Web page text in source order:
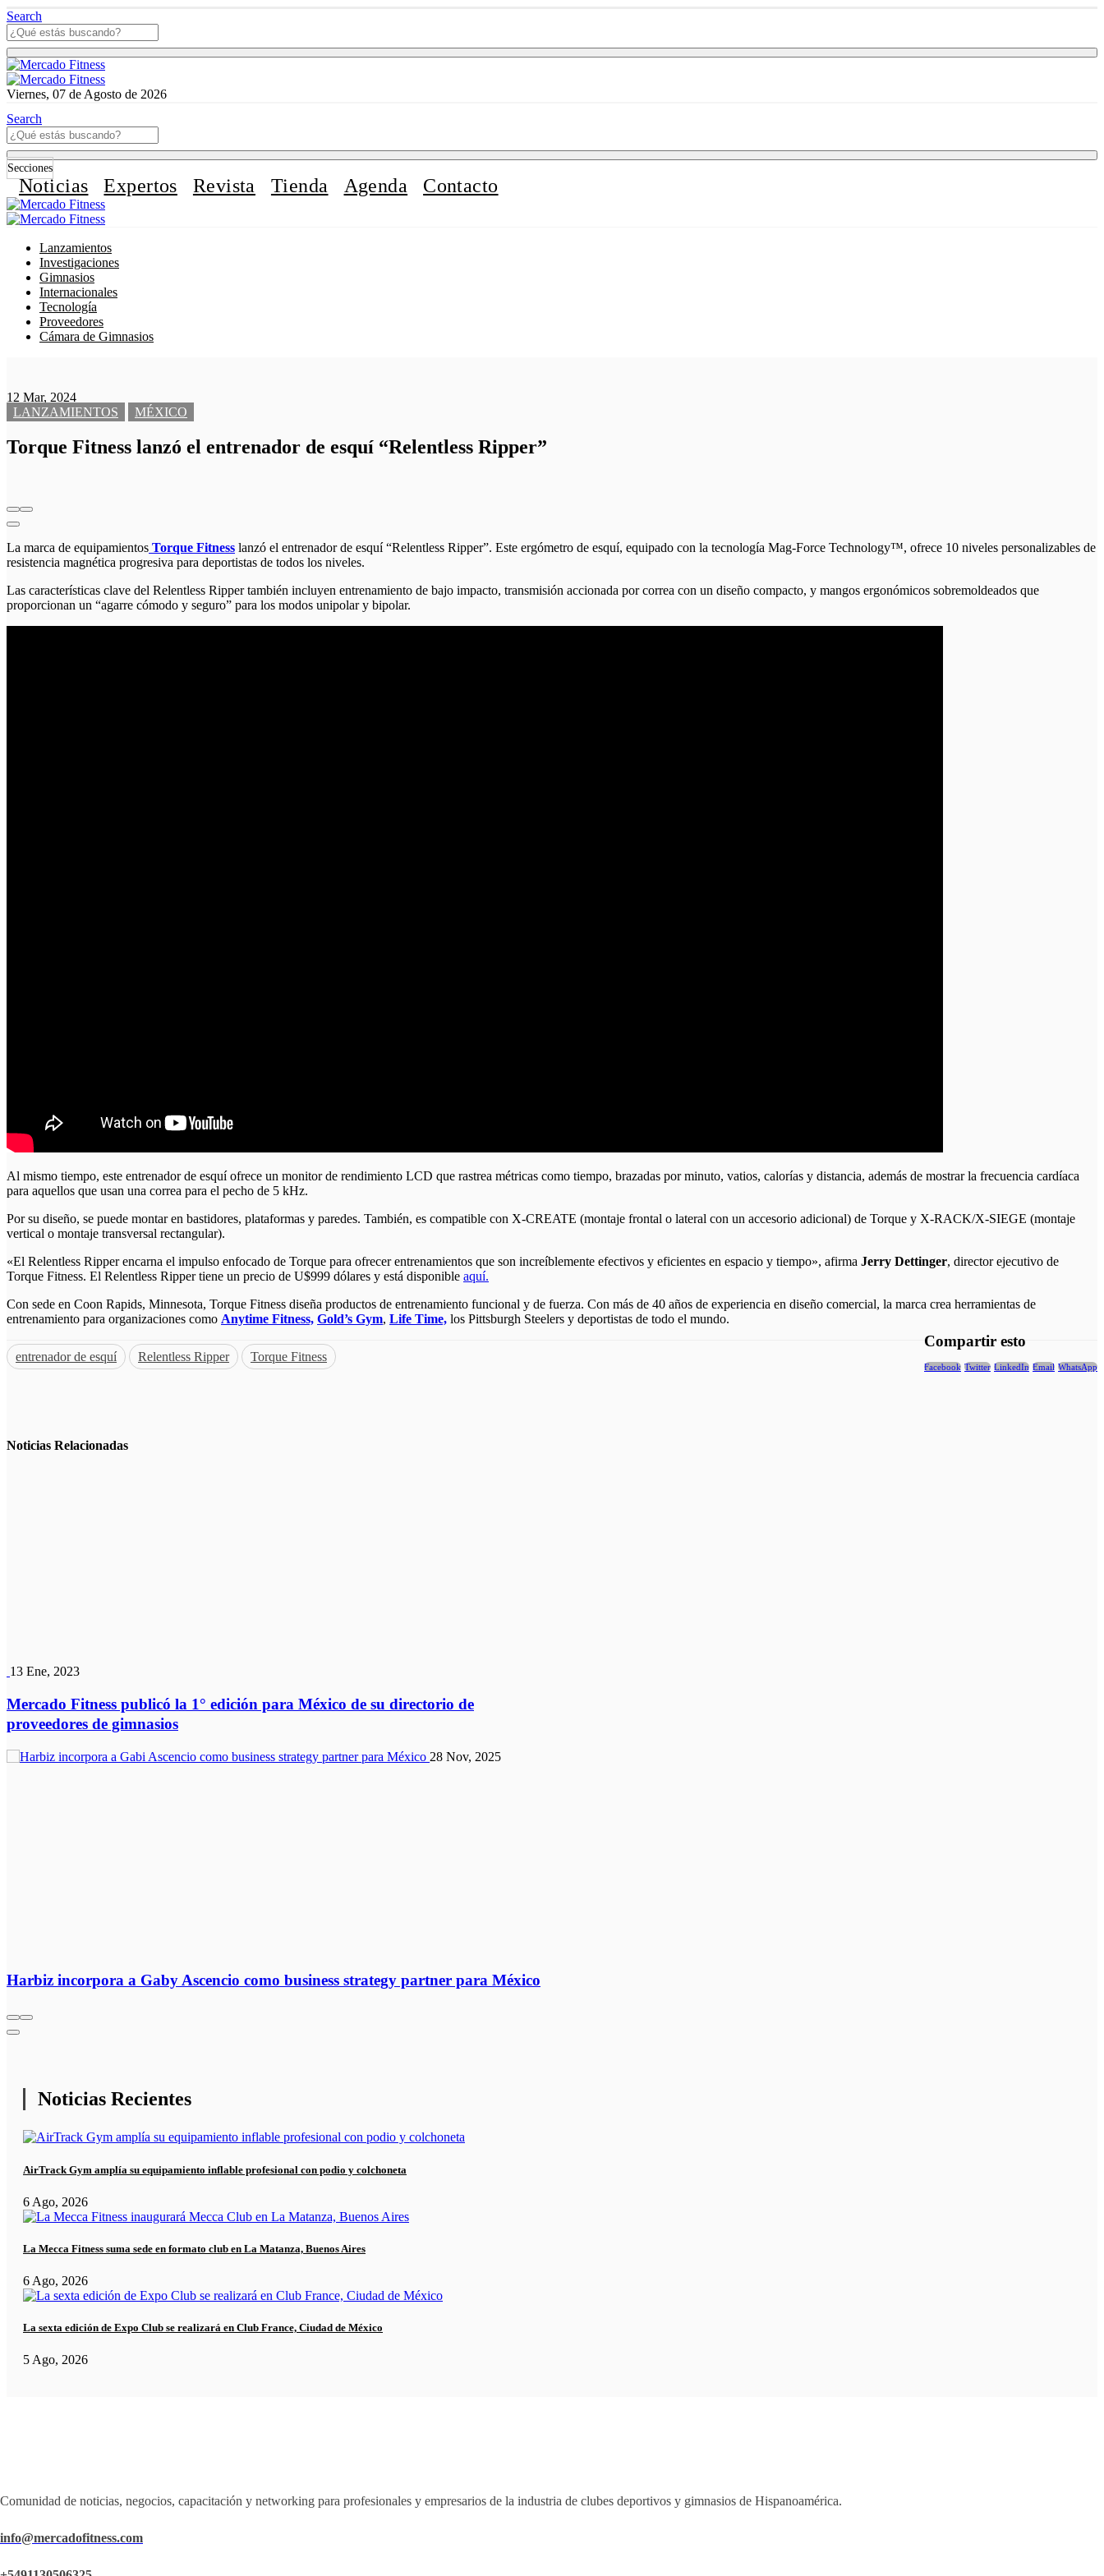
Search
Viernes, 07 de Agosto de 2026
Search
Secciones
Noticias Expertos Revista Tienda Agenda Contacto
Lanzamientos
Investigaciones
Gimnasios
Internacionales
Tecnología
Proveedores
Cámara de Gimnasios
12 Mar, 2024
LANZAMIENTOS
MÉXICO
Torque Fitness lanzó el entrenador de esquí “Relentless Ripper”
La marca de equipamientos Torque Fitness lanzó el entrenador de esquí “Relentless Ripper”. Este ergómetro de esquí, equipado con la tecnología Mag-Force Technology™, ofrece 10 niveles personalizables de
resistencia magnética progresiva para deportistas de todos los niveles.
Las características clave del Relentless Ripper también incluyen entrenamiento de bajo impacto, transmisión accionada por correa con un diseño compacto, y mangos ergonómicos sobremoldeados que
proporcionan un “agarre cómodo y seguro” para los modos unipolar y bipolar.
Al mismo tiempo, este entrenador de esquí ofrece un monitor de rendimiento LCD que rastrea métricas como tiempo, brazadas por minuto, vatios, calorías y distancia, además de mostrar la frecuencia cardíaca
para aquellos que usan una correa para el pecho de 5 kHz.
Por su diseño, se puede montar en bastidores, plataformas y paredes. También, es compatible con X-CREATE (montaje frontal o lateral con un accesorio adicional) de Torque y X-RACK/X-SIEGE (montaje
vertical o montaje transversal rectangular).
«El Relentless Ripper encarna el impulso enfocado de Torque para ofrecer entrenamientos que son increíblemente efectivos y eficientes en espacio y tiempo», afirma Jerry Dettinger, director ejecutivo de
Torque Fitness. El Relentless Ripper tiene un precio de U$999 dólares y está disponible aquí.
Con sede en Coon Rapids, Minnesota, Torque Fitness diseña productos de entrenamiento funcional y de fuerza. Con más de 40 años de experiencia en diseño comercial, la marca crea herramientas de
entrenamiento para organizaciones como Anytime Fitness, Gold’s Gym, Life Time, los Pittsburgh Steelers y deportistas de todo el mundo.
entrenador de esquí Relentless Ripper Torque Fitness
Compartir esto
Facebook Twitter LinkedIn Email WhatsApp
Noticias Relacionadas
13 Ene, 2023
Mercado Fitness publicó la 1° edición para México de su directorio de
proveedores de gimnasios
28 Nov, 2025
Harbiz incorpora a Gaby Ascencio como business strategy partner para México
Noticias Recientes
AirTrack Gym amplía su equipamiento inflable profesional con podio y colchoneta
6 Ago, 2026
La Mecca Fitness suma sede en formato club en La Matanza, Buenos Aires
6 Ago, 2026
La sexta edición de Expo Club se realizará en Club France, Ciudad de México
5 Ago, 2026
Comunidad de noticias, negocios, capacitación y networking para profesionales y empresarios de la industria de clubes deportivos y gimnasios de Hispanoamérica.
info@mercadofitness.com